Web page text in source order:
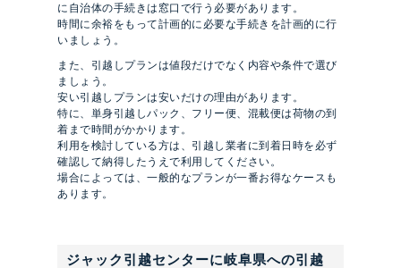
に自治体の手続きは窓口で行う必要があります。
時間に余裕をもって計画的に必要な手続きを計画的に行
いましょう。
また、引越しプランは値段だけでなく内容や条件で選び
ましょう。
安い引越しプランは安いだけの理由があります。
特に、単身引越しパック、フリー便、混載便は荷物の到
着まで時間がかかります。
利用を検討している方は、引越し業者に到着日時を必ず
確認して納得したうえで利用してください。
場合によっては、一般的なプランが一番お得なケースも
あります。
ジャック引越センターに岐阜県への引越